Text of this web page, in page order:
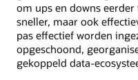
om ups en downs
sneller, maar ook
pas effectief worden
opgeschoond,
gekoppeld data-